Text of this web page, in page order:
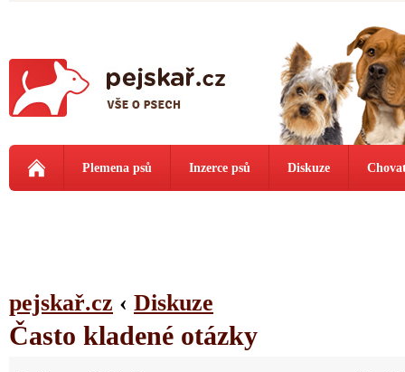
Plemena psů Inzerce psů Diskuze
pejskař.cz ‹ Diskuze
Často kladené otázky